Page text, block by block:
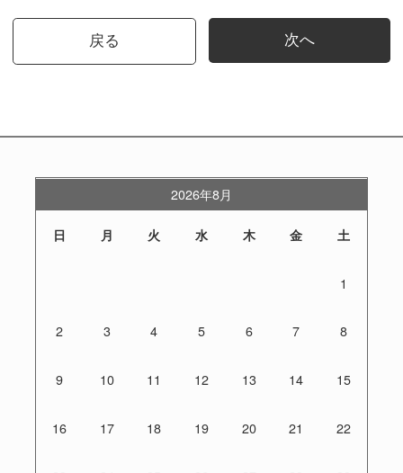
戻る 次へ
2026年8月
日 月 火 水 木 金 土
1
2 3 4 5 6 7 8
9 10 11 12 13 14 15
16 17 18 19 20 21 22